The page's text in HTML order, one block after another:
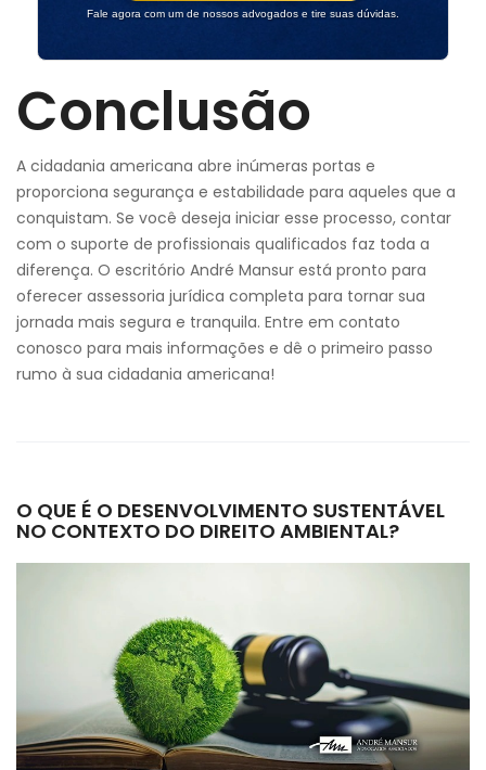
Fale agora com um de nossos advogados e tire suas dúvidas.
Conclusão
A cidadania americana abre inúmeras portas e
proporciona segurança e estabilidade para aqueles que a
conquistam. Se você deseja iniciar esse processo, contar
com o suporte de profissionais qualificados faz toda a
diferença. O escritório André Mansur está pronto para
oferecer assessoria jurídica completa para tornar sua
jornada mais segura e tranquila. Entre em contato
conosco para mais informações e dê o primeiro passo
rumo à sua cidadania americana!
O QUE É O DESENVOLVIMENTO SUSTENTÁVEL
NO CONTEXTO DO DIREITO AMBIENTAL?